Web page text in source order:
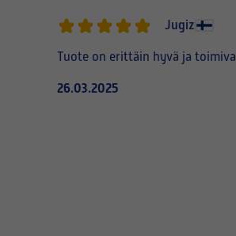
Jugiz
Tuote on erittäin hyvä ja toimiva
26.03.2025